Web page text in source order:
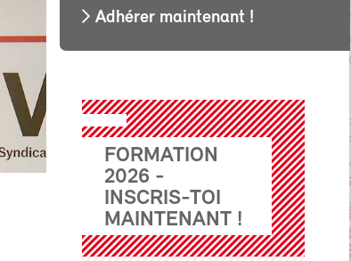
Adhérer maintenant !
FORMATION
2026 -
INSCRIS-TOI
MAINTENANT !